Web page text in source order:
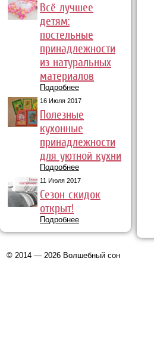
Всё лучшее
детям:
постельные
принадлежности
из натуральных
материалов
Подробнее
16 Июля 2017
Полезные
кухонные
принадлежности
для уютной кухни
Подробнее
11 Июля 2017
Сезон скидок
открыт!
Подробнее
© 2014 — 2026 Волшебный сон